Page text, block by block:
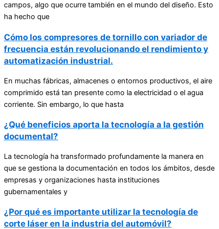
campos, algo que ocurre también en el mundo del diseño. Esto
ha hecho que
Cómo los compresores de tornillo con variador de
frecuencia están revolucionando el rendimiento y
automatización industrial.
En muchas fábricas, almacenes o entornos productivos, el aire
comprimido está tan presente como la electricidad o el agua
corriente. Sin embargo, lo que hasta
¿Qué beneficios aporta la tecnología a la gestión
documental?
La tecnología ha transformado profundamente la manera en
que se gestiona la documentación en todos los ámbitos, desde
empresas y organizaciones hasta instituciones
gubernamentales y
¿Por qué es importante utilizar la tecnología de
corte láser en la industria del automóvil?